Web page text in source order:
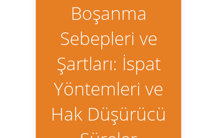
Boşanma
Sebepleri ve
Şartları: İspat
Yöntemleri ve
Hak Düşürücü